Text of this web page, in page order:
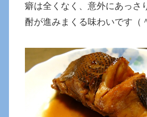
癖は全くなく、意外にあっさ
酎が進みまくる味わいです（